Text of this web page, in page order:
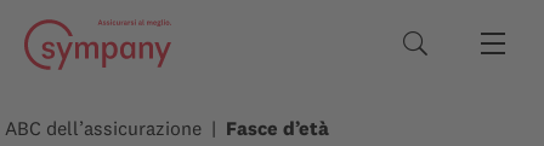
Termini di
ABC dell’assicurazione Fasce d’età